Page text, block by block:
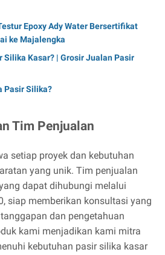
Epoxy Ady Water Bersertifikat
ke Majalengka
Silika Kasar? | Grosir Jualan Pasir
Pasir Silika?
Tim Penjualan
setiap proyek dan kebutuhan
yang unik. Tim penjualan
dapat dihubungi melalui
siap memberikan konsultasi yang
dan pengetahuan
kami menjadikan kami mitra
kebutuhan pasir silika kasar